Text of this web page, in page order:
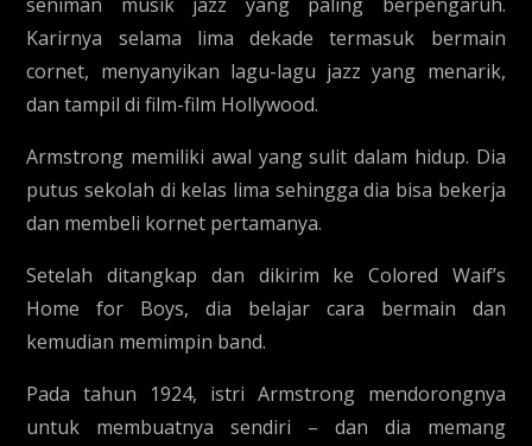
Karirnya selama lima dekade termasuk bermain
cornet, menyanyikan lagu-lagu jazz yang menarik,
dan tampil di film-film Hollywood.
Armstrong memiliki awal yang sulit dalam hidup. Dia
putus sekolah di kelas lima sehingga dia bisa bekerja
dan membeli kornet pertamanya.
Setelah ditangkap dan dikirim ke Colored Waif’s
Home for Boys, dia belajar cara bermain dan
kemudian memimpin band.
Pada tahun 1924, istri Armstrong mendorongnya
untuk membuatnya sendiri – dan dia memang